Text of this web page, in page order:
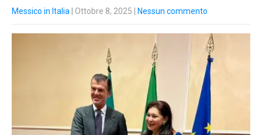
Messico in Italia | Ottobre 8, 2025 Nessun commento